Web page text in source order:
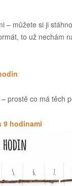
– můžete si ji
to už nechám
prostě co má těch
9 hodinami